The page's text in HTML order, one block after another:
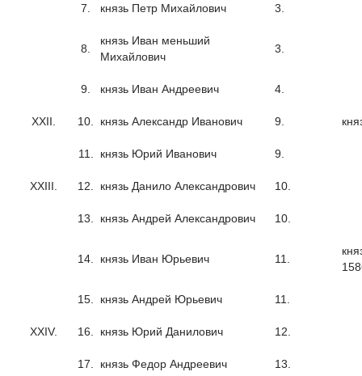
7. князь Петр Михайлович 3.
8.
князь Иван меньший
Михайлович
3.
9. князь Иван Андреевич 4.
XXII. 10. князь Александр Иванович 9.
11. князь Юрий Иванович 9.
XXIII. 12. князь Данило Александрович 10.
13. князь Андрей Александрович 10.
14. князь Иван Юрьевич 11.
15. князь Андрей Юрьевич 11.
XXIV. 16. князь Юрий Данилович 12.
17. князь Федор Андреевич 13.